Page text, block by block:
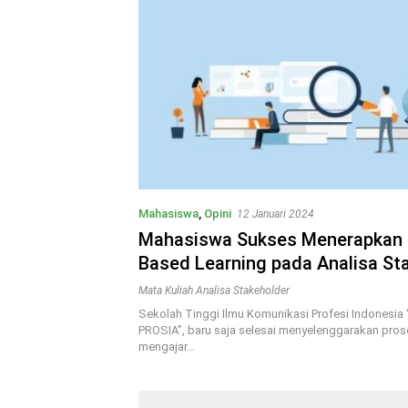
Mahasiswa, Opini 12 Januari 2024
Mahasiswa Sukses
Based Learning pada Analisa
terkait Tanggung Jawab Sosial
Mata Kuliah Analisa Stakeholder
Sekolah Tinggi Ilmu Komunikasi Profesi Indonesia
PROSIA”, baru saja selesai menyelenggarakan
mengajar…